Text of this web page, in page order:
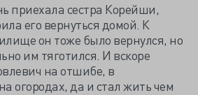
приехала сестра Корейши,
его вернуться домой. К
он тоже было вернулся, но
им тяготился. И вскоре
на отшибе, в
огородах, да и стал жить чем